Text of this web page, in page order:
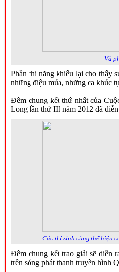
Và
Phần thi năng khiếu lại cho thấy
những điệu múa, những ca khúc
Đêm chung kết thứ nhất của
Long lần thứ III năm 2012 đã diễn
Các thí sinh cùng thể hiện
Đêm chung kết trao giải sẽ diễn
trên sóng phát thanh truyền hình